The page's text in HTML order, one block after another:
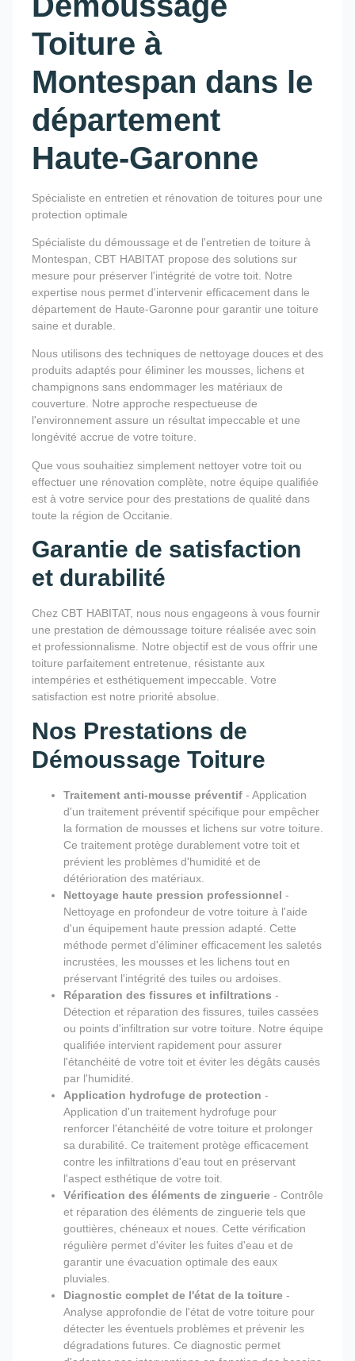
Toiture à
Montespan dans le
département
Haute-Garonne
Spécialiste en entretien et rénovation de toitures pour une
protection optimale
Spécialiste du démoussage et de l'entretien de toiture à
Montespan, CBT HABITAT propose des solutions sur
mesure pour préserver l'intégrité de votre toit. Notre
expertise nous permet d'intervenir efficacement dans le
département de Haute-Garonne pour garantir une toiture
saine et durable.
Nous utilisons des techniques de nettoyage douces et des
produits adaptés pour éliminer les mousses, lichens et
champignons sans endommager les matériaux de
couverture. Notre approche respectueuse de
l'environnement assure un résultat impeccable et une
longévité accrue de votre toiture.
Que vous souhaitiez simplement nettoyer votre toit ou
effectuer une rénovation complète, notre équipe qualifiée
est à votre service pour des prestations de qualité dans
toute la région de Occitanie.
Garantie de satisfaction
et durabilité
Chez CBT HABITAT, nous nous engageons à vous fournir
une prestation de démoussage toiture réalisée avec soin
et professionnalisme. Notre objectif est de vous offrir une
toiture parfaitement entretenue, résistante aux
intempéries et esthétiquement impeccable. Votre
satisfaction est notre priorité absolue.
Nos Prestations de
Démoussage Toiture
Traitement anti-mousse préventif - Application
d'un traitement préventif spécifique pour empêcher
la formation de mousses et lichens sur votre toiture.
Ce traitement protège durablement votre toit et
prévient les problèmes d'humidité et de
détérioration des matériaux.
Nettoyage haute pression professionnel -
Nettoyage en profondeur de votre toiture à l'aide
d'un équipement haute pression adapté. Cette
méthode permet d'éliminer efficacement les saletés
incrustées, les mousses et les lichens tout en
préservant l'intégrité des tuiles ou ardoises.
Réparation des fissures et infiltrations -
Détection et réparation des fissures, tuiles cassées
ou points d'infiltration sur votre toiture. Notre équipe
qualifiée intervient rapidement pour assurer
l'étanchéité de votre toit et éviter les dégâts causés
par l'humidité.
Application hydrofuge de protection -
Application d'un traitement hydrofuge pour
renforcer l'étanchéité de votre toiture et prolonger
sa durabilité. Ce traitement protège efficacement
contre les infiltrations d'eau tout en préservant
l'aspect esthétique de votre toit.
Vérification des éléments de zinguerie - Contrôle
et réparation des éléments de zinguerie tels que
gouttières, chéneaux et noues. Cette vérification
régulière permet d'éviter les fuites d'eau et de
garantir une évacuation optimale des eaux
pluviales.
Diagnostic complet de l'état de la toiture -
Analyse approfondie de l'état de votre toiture pour
détecter les éventuels problèmes et prévenir les
dégradations futures. Ce diagnostic permet